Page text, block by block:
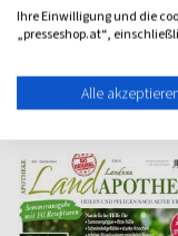
Haus & Garten
Ihre Einwilligung und die
„presseshop.at“,
Alle akzeptieren